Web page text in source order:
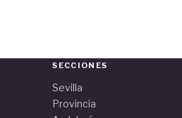
SECCIONES
Sevilla
Provincia